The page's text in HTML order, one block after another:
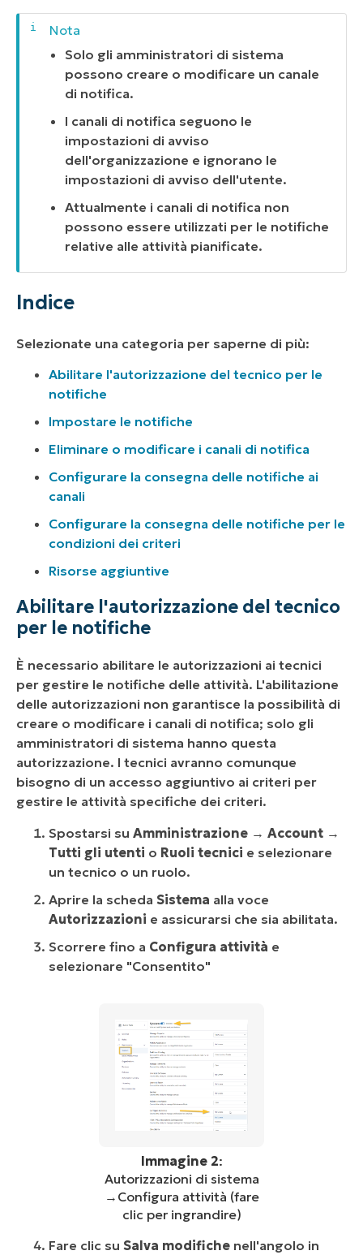
Solo gli amministratori di sistema
possono creare o modificare un canale
di notifica.
I canali di notifica seguono le
impostazioni di avviso
dell'organizzazione e ignorano le
impostazioni di avviso dell'utente.
Attualmente i canali di notifica non
possono essere utilizzati per le notifiche
relative alle attività pianificate.
Indice
Selezionate una categoria per saperne di più:
Abilitare l'autorizzazione del tecnico per le
notifiche
Impostare le notifiche
Eliminare o modificare i canali di notifica
Configurare la consegna delle notifiche ai
canali
Configurare la consegna delle notifiche per le
condizioni dei criteri
Risorse aggiuntive
Abilitare l'autorizzazione del tecnico
per le notifiche
È necessario abilitare le autorizzazioni ai tecnici
per gestire le notifiche delle attività. L'abilitazione
delle autorizzazioni non garantisce la possibilità di
creare o modificare i canali di notifica; solo gli
amministratori di sistema hanno questa
autorizzazione. I tecnici avranno comunque
bisogno di un accesso aggiuntivo ai criteri per
gestire le attività specifiche dei criteri.
Spostarsi su Amministrazione → Account →
Tutti gli utenti o Ruoli tecnici e selezionare
un tecnico o un ruolo.
Aprire la scheda Sistema alla voce
Autorizzazioni e assicurarsi che sia abilitata.
Scorrere fino a Configura attività e
selezionare "Consentito"
Immagine 2:
Autorizzazioni di sistema
→Configura attività (fare
clic per ingrandire)
Fare clic su Salva modifiche nell'angolo in